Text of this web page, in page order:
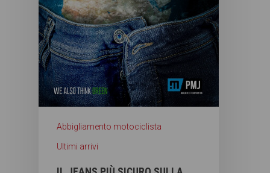
Abbigliamento motociclista
Ultimi arrivi